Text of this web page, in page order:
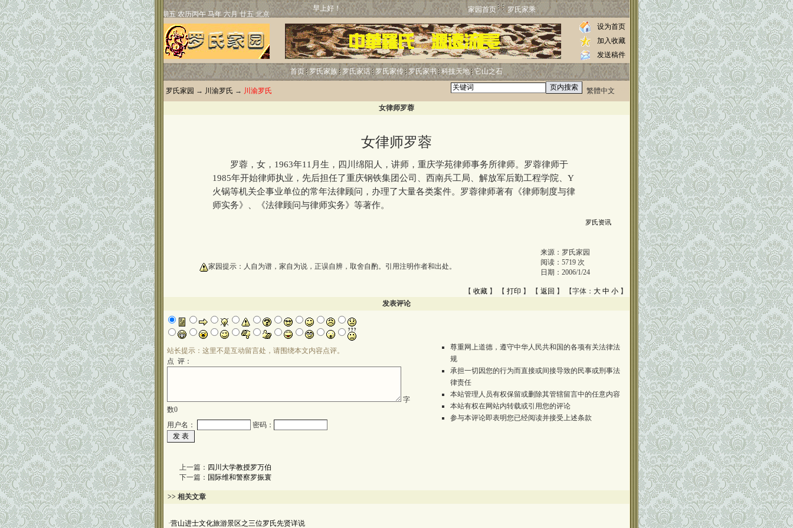
早上好！ 家园首页 罗氏家乘
设为首页
加入收藏
发送稿件
首页 罗氏家族 罗氏家话 罗氏家传 罗氏家书 科技天地 它山之石
罗氏家园 → 川渝罗氏 → 川渝罗氏 繁體中文
女律师罗蓉
女律师罗蓉
罗蓉，女，1963年11月生，四川绵阳人，讲师，重庆学苑律师事务所律师。罗蓉律师于
1985年开始律师执业，先后担任了重庆钢铁集团公司、西南兵工局、解放军后勤工程学院、Y
火锅等机关企事业单位的常年法律顾问，办理了大量各类案件。罗蓉律师著有《律师制度与律
师实务》、《法律顾问与律师实务》等著作。
罗氏资讯
家园提示：人自为谱，家自为说，正误自辨，取舍自酌。引用注明作者和出处。
来源： 罗氏家园
阅读： 5719 次
日期： 2006/1/24
【 收藏 】 【 打印 】 【 返回 】 【字体： 大 中 小 】
发表评论
站长提示：这里不是互动留言处，请围绕本文内容点评。
点 评：
字
数0
用户名：
密码：
尊重网上道德，遵守中华人民共和国的各项有关法律法
规
承担一切因您的行为而直接或间接导致的民事或刑事法
律责任
本站管理人员有权保留或删除其管辖留言中的任意内容
本站有权在网站内转载或引用您的评论
参与本评论即表明您已经阅读并接受上述条款
上一篇： 四川大学教授罗万伯
下一篇： 国际维和警察罗振寰
>> 相关文章
·营山进士文化旅游景区之三位罗氏先贤详说